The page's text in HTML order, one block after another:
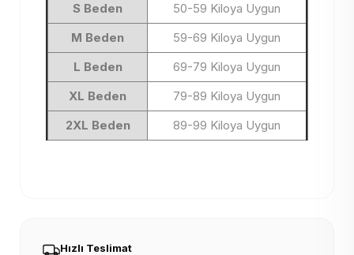
S Beden
50-59 Kiloya Uygun
M Beden
59-69 Kiloya Uygun
L Beden
69-79 Kiloya Uygun
XL Beden
79-89 Kiloya Uygun
2XL Beden
89-99 Kiloya Uygun
Hızlı Teslimat